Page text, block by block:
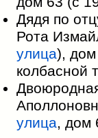
Дядя по
Рота
улица), дом
колбасной
улица, дом